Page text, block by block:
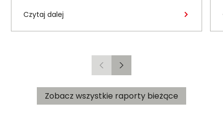
wieloletniej umowy sprzedaży ciepła z
Przedsiębiorstwem Inżynierii Miejskiej sp. z
Dziedzicach („PIM”), dotyczącej sprzedaży
ciepła do miasta Czechowice-Dziedzice
przez RCE („Umowa”).
Czytaj dalej
PoprzedniNastępny
Zobacz wszystkie raporty bieżące